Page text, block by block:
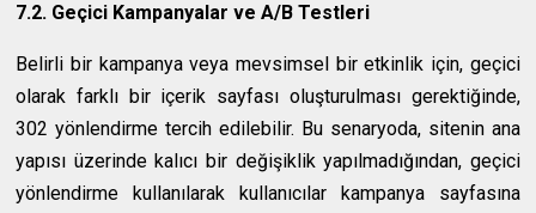
7.2. Geçici Kampanyalar ve A/B Testleri
Belirli bir kampanya veya mevsimsel bir etkinlik için, geçici
olarak farklı bir içerik sayfası oluşturulması gerektiğinde,
302 yönlendirme tercih edilebilir. Bu senaryoda, sitenin ana
yapısı üzerinde kalıcı bir değişiklik yapılmadığından, geçici
yönlendirme kullanılarak kullanıcılar kampanya sayfasına